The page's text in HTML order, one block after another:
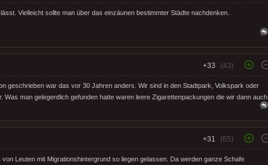
Vielleicht sollte man über das einzäunen bestimmter Städte nachdenken.
+33 (43)
geschrieben war das vor 30 Jahren anders. Wir sind in den Stadtpark, Volkspark oder
Was man gelegentlich gefunden hatte waren leere Zigarettenpackungen die wir dann auch
+31 (65)
Leuten mit Migrationshintergrund so liegen gelassen. Da werden ganze Schafe